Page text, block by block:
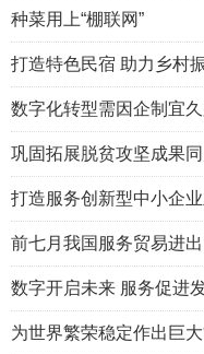
种菜用上“棚联网”
打造特色民宿 助力乡村
数字化转型需因企制宜
巩固拓展脱贫攻坚成果
打造服务创新型中小企
前七月我国服务贸易进
数字开启未来 服务促进
为世界繁荣稳定作出巨大